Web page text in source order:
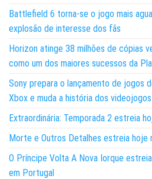
Battlefield 6 torna-se o jogo mais
explosão de interesse dos fãs
Horizon atinge 38 milhões de cópias
como um dos maiores sucessos da
Sony prepara o lançamento de jogos
Xbox e muda a história dos videojogos
Extraordinária: Temporada 2 estreia
Morte e Outros Detalhes estreia hoje
O Príncipe Volta A Nova Iorque
em Portugal